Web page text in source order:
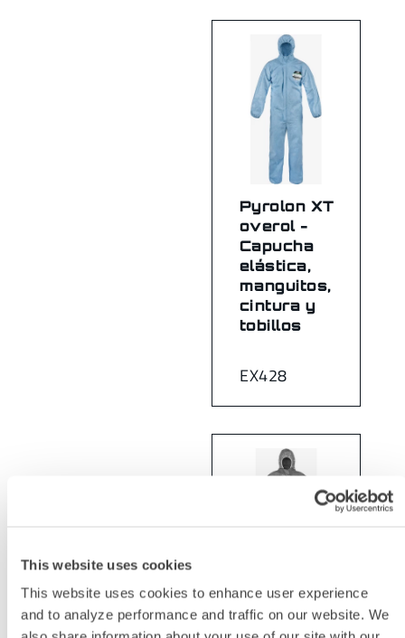
This website uses cookies
This website uses cookies to enhance user experience
and to analyze performance and traffic on our website. We
EX428
Pyrolon XT
overol -
Capucha
elástica,
manguitos,
cintura y
tobillos
Overol